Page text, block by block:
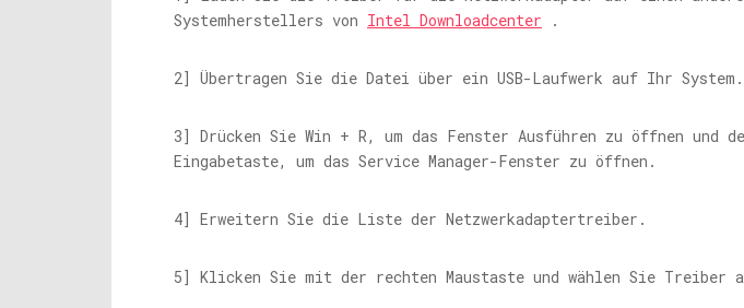
Systemherstellers von Intel Downloadcenter .
2] Übertragen Sie die Datei über ein USB-Laufwerk auf Ihr System.
3] Drücken Sie Win + R, um das Fenster Ausführen zu öffnen und
Eingabetaste, um das Service Manager-Fenster zu öffnen.
4] Erweitern Sie die Liste der Netzwerkadaptertreiber.
5] Klicken Sie mit der rechten Maustaste und wählen Sie Treiber